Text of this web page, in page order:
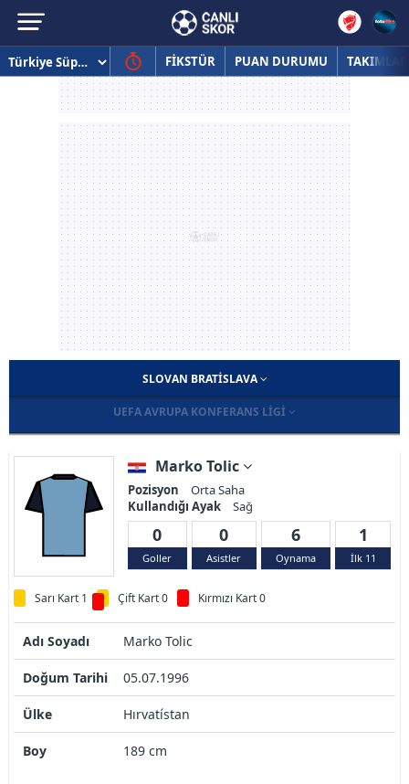
FİKSTÜR PUAN DURUMU TAKIMLAR
SLOVAN BRATISLAVA
UEFA AVRUPA KONFERANS LIGI
Marko Tolic
Pozisyon
Orta Saha
Kullandığı Ayak
Sağ
0
Goller
0
Asistler
6
Oynama
1
İlk 11
Sarı Kart 1 Çift Kart 0 Kırmızı Kart 0
Adı Soyadı Marko Tolic
Doğum Tarihi 05.07.1996
Ülke Hırvatístan
Boy 189 cm